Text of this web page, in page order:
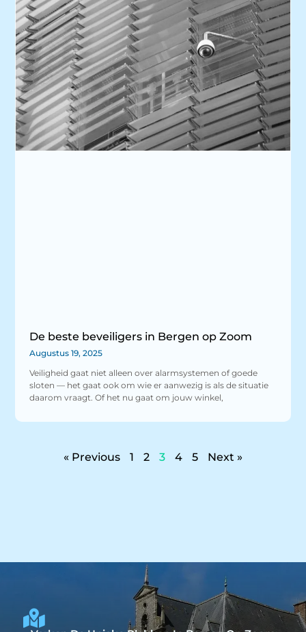
De beste beveiligers in Bergen op Zoom
Augustus 19, 2025
Veiligheid gaat niet alleen over alarmsystemen of goede
sloten — het gaat ook om wie er aanwezig is als de situatie
daarom vraagt. Of het nu gaat om jouw winkel,
« Previous 1 2 3 4 5 Next »